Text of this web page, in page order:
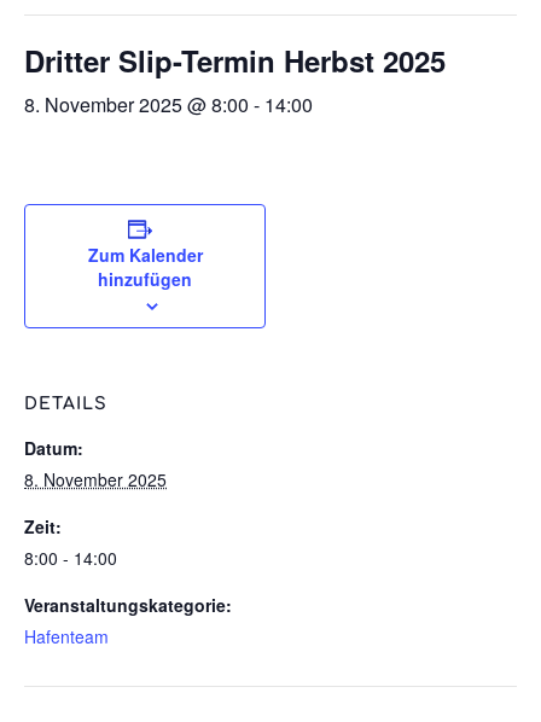
Dritter Slip-Termin Herbst 2025
8. November 2025 @ 8:00 - 14:00
Zum Kalender
hinzufügen
DETAILS
Datum:
8. November 2025
Zeit:
8:00 - 14:00
Veranstaltungskategorie:
Hafenteam